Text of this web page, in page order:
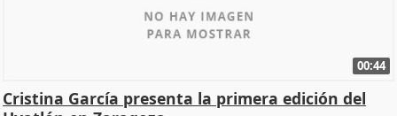
00:44
Cristina García presenta la primera edición del